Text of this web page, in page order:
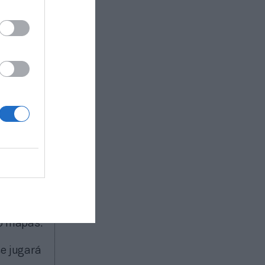
en
nuevo
se
mapas.
jugará